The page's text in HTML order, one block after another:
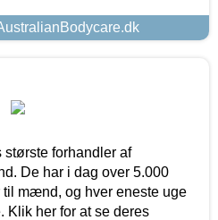
største forhandler af
De har i dag over 5.000
mænd, og hver eneste uge
Klik her for at se deres